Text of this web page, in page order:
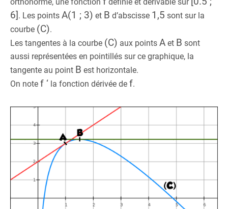
6] . Les points A(1 ; 3) et B d’abscisse 1,5 sont sur la
courbe (C).
Les tangentes à la courbe (C) aux points A et B sont
aussi représentées en pointillés sur ce graphique, la
tangente au point B est horizontale.
On note f ‘ la fonction dérivée de f.